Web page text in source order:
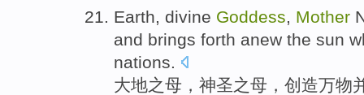
Earth, divine Goddess, Mother
and brings forth anew the sun
nations.
大地之母 ， 神圣之母， 创造万物